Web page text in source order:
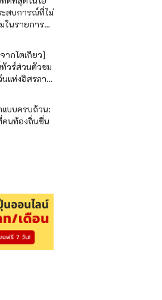
สบการณ์ที่ไม่
ในรายการสิ่ง
รเดินทาง
ากโตเกียว]
วร์ส่วนตัวชม
นแห่งอิสรภาพ
แบบครบถ้วน:
คนท้องถิ่นชื่น